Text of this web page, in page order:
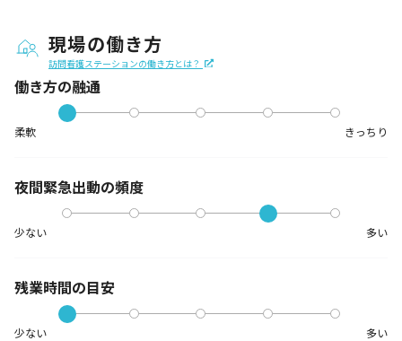
現場の働き方
訪問看護ステーションの働き方とは？
働き方の融通
柔軟 きっちり
夜間緊急出動の頻度
少ない 多い
残業時間の目安
少ない 多い